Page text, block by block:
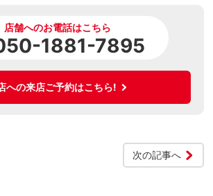
店舗へのお電話はこちら
1881-7895
への来店ご予約はこちら!
次の記事へ